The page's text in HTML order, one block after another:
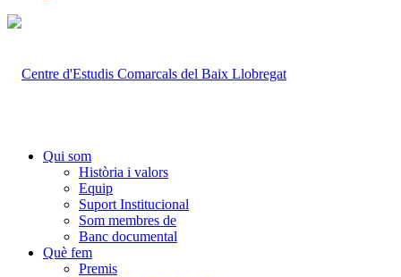
Qui som
Història i valors
Equip
Suport Institucional
Som membres de
Banc documental
Què fem
Premis